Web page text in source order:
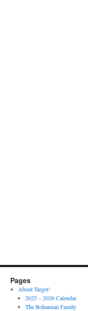
Pages
About Target!
2025 – 2026 Calendar
The Bohannan Family